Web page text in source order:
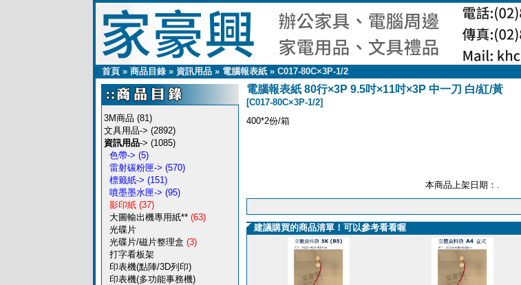
首頁» 商品目錄» 資訊用品» 電腦報表紙» C017-80C×3P-1/2
3M商品 (81)
文具用品-> (2892)
資訊用品-> (1085)
色帶-> (5)
雷射碳粉匣-> (570)
標籤紙-> (151)
噴墨墨水匣-> (95)
影印紙(37)
大圖輸出機專用紙**(63)
光碟片
光碟片/磁片整理盒 (3)
打字看板架
印表機(點陣/3D列印)
印表機(多功能事務機)
電腦報表紙 80行×3P 9.5吋×11吋×3P 中一刀 白/紅/黃
[C017-80C×3P-1/2]
400*2份/箱
本商品上架日期：.
建議購買的商品清單！可以參考看看喔